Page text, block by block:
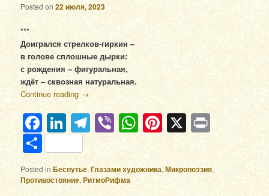
Posted on22 июля, 2023
***
Доигрался стрелков-гиркин –
в голове сплошные дырки:
с рождения – фигуральная,
ждёт – сквозная натуральная.
Continue reading →
Facebook
LinkedIn
Telegram
ViberWhatsApp
Pinterest
X
Отправить
Posted in Беспутье,Глазами художника,Микропоэзия,
Противостояние,РитмоРифма